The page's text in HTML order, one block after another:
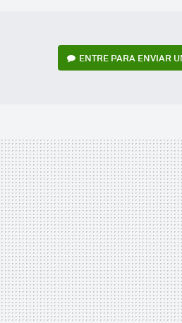
ENTRE PARA ENVIAR